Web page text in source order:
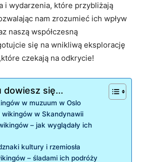
i wydarzenia, które przybliżają
nam zrozumieć ich wpływ
naszą współczesną
się na wnikliwą eksplorację
czekają na odkrycie!
się...
w muzuum w Oslo
w Skandynawii
– jak wyglądały ich
kultury i rzemiosła
– śladami ich podróży